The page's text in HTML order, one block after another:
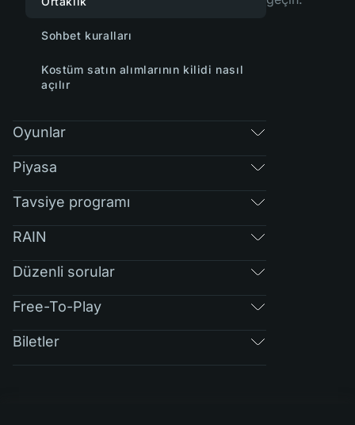
Sohbet kuralları
Kostüm satın alımlarının kilidi nasıl
açılır
Oyunlar
Piyasa
Tavsiye programı
RAIN
Düzenli sorular
Free-To-Play
Biletler